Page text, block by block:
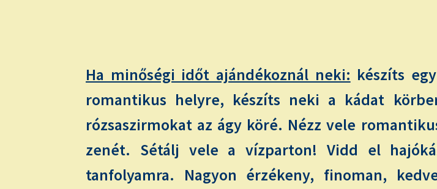
Ha minőségi időt ajándékoznál neki: készíts
romantikus helyre, készíts neki a kádat
rózsaszirmokat az ágy köré. Nézz vele
zenét. Sétálj vele a vízparton! Vidd el
tanfolyamra. Nagyon érzékeny, finoman,